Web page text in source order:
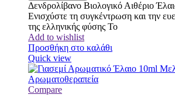
Δενδρολίβανο Βιολογικό Αιθέριο
Ενισχύστε τη συγκέντρωση και την
της ελληνικής φύσης Το
Add to wishlist
Προσθήκη στο καλάθι
Quick view
Compare